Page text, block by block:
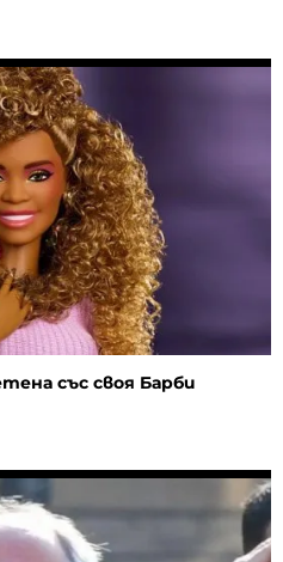
със своя Барби